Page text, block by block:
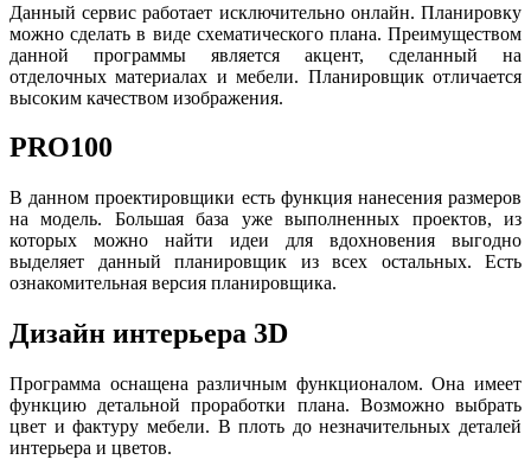
Данный сервис работает исключительно онлайн. Планировку
можно сделать в виде схематического плана. Преимуществом
данной программы является акцент, сделанный на
отделочных материалах и мебели. Планировщик отличается
высоким качеством изображения.
PRO100
В данном проектировщики есть функция нанесения размеров
на модель. Большая база уже выполненных проектов, из
которых можно найти идеи для вдохновения выгодно
выделяет данный планировщик из всех остальных. Есть
ознакомительная версия планировщика.
Дизайн интерьера 3D
Программа оснащена различным функционалом. Она имеет
функцию детальной проработки плана. Возможно выбрать
цвет и фактуру мебели. В плоть до незначительных деталей
интерьера и цветов.